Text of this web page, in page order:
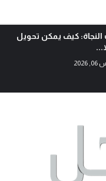
يمكن تحويل